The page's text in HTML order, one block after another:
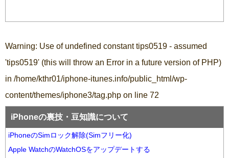
Warning: Use of undefined constant tips0519 - assumed
'tips0519' (this will throw an Error in a future version of PHP)
in /home/kthr01/iphone-itunes.info/public_html/wp-
content/themes/iphone3/tag.php on line 72
iPhoneの裏技・豆知識について
iPhoneのSimロック解除(Simフリー化)
Apple WatchのWatchOSをアップデートする